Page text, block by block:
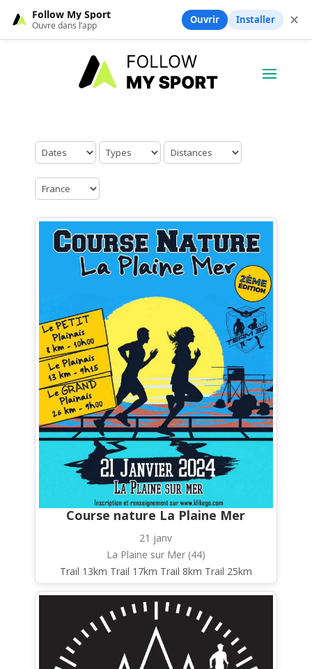
Course nature La Plaine Mer
21 janv
La Plaine sur Mer (44)
Trail 13km Trail 17km Trail 8km Trail 25km
Follow My Sport
Ouvre dans l’app Ouvrir Installer ✕